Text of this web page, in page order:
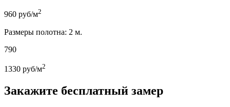
960 руб/м2
Размеры полотна: 2 м.
790
1330 руб/м2
Закажите бесплатный замер